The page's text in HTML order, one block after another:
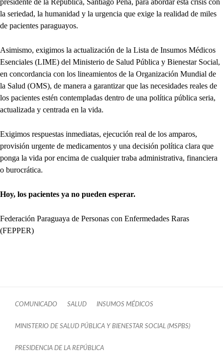
la seriedad, la humanidad y la urgencia que exige la realidad de miles
de pacientes paraguayos.
Asimismo, exigimos la actualización de la Lista de Insumos Médicos
Esenciales (LIME) del Ministerio de Salud Pública y Bienestar Social,
en concordancia con los lineamientos de la Organización Mundial de
la Salud (OMS), de manera a garantizar que las necesidades reales de
los pacientes estén contempladas dentro de una política pública seria,
actualizada y centrada en la vida.
Exigimos respuestas inmediatas, ejecución real de los amparos,
provisión urgente de medicamentos y una decisión política clara que
ponga la vida por encima de cualquier traba administrativa, financiera
o burocrática.
Hoy, los pacientes ya no pueden esperar.
Federación Paraguaya de Personas con Enfermedades Raras
(FEPPER)
COMUNICADO SALUD INSUMOS MÉDICOS
MINISTERIO DE SALUD PÚBLICA Y BIENESTAR SOCIAL (MSPBS)
PRESIDENCIA DE LA REPÚBLICA